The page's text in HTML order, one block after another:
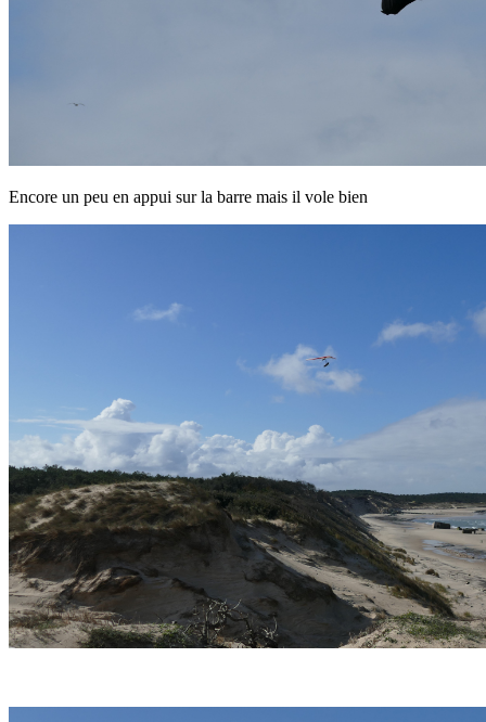
Encore un peu en appui sur la barre mais il vole bien